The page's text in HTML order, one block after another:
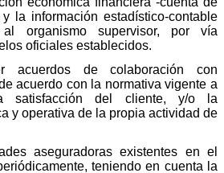
la información estadístico-contable
organismo supervisor, por vía
oficiales establecidos.
acuerdos de colaboración con
acuerdo con la normativa vigente a
satisfacción del cliente, y/o la
y operativa de la propia actividad de
aseguradoras existentes en el
teniendo en cuenta la